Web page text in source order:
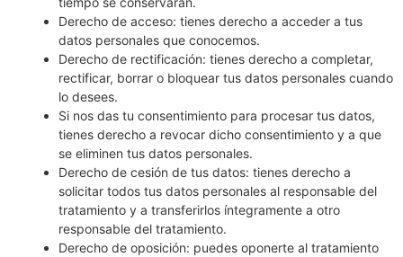
Derecho de acceso: tienes derecho a acceder a tus
datos personales que conocemos.
Derecho de rectificación: tienes derecho a completar,
rectificar, borrar o bloquear tus datos personales cuando
lo desees.
Si nos das tu consentimiento para procesar tus datos,
tienes derecho a revocar dicho consentimiento y a que
se eliminen tus datos personales.
Derecho de cesión de tus datos: tienes derecho a
solicitar todos tus datos personales al responsable del
tratamiento y a transferirlos íntegramente a otro
responsable del tratamiento.
Derecho de oposición: puedes oponerte al tratamiento